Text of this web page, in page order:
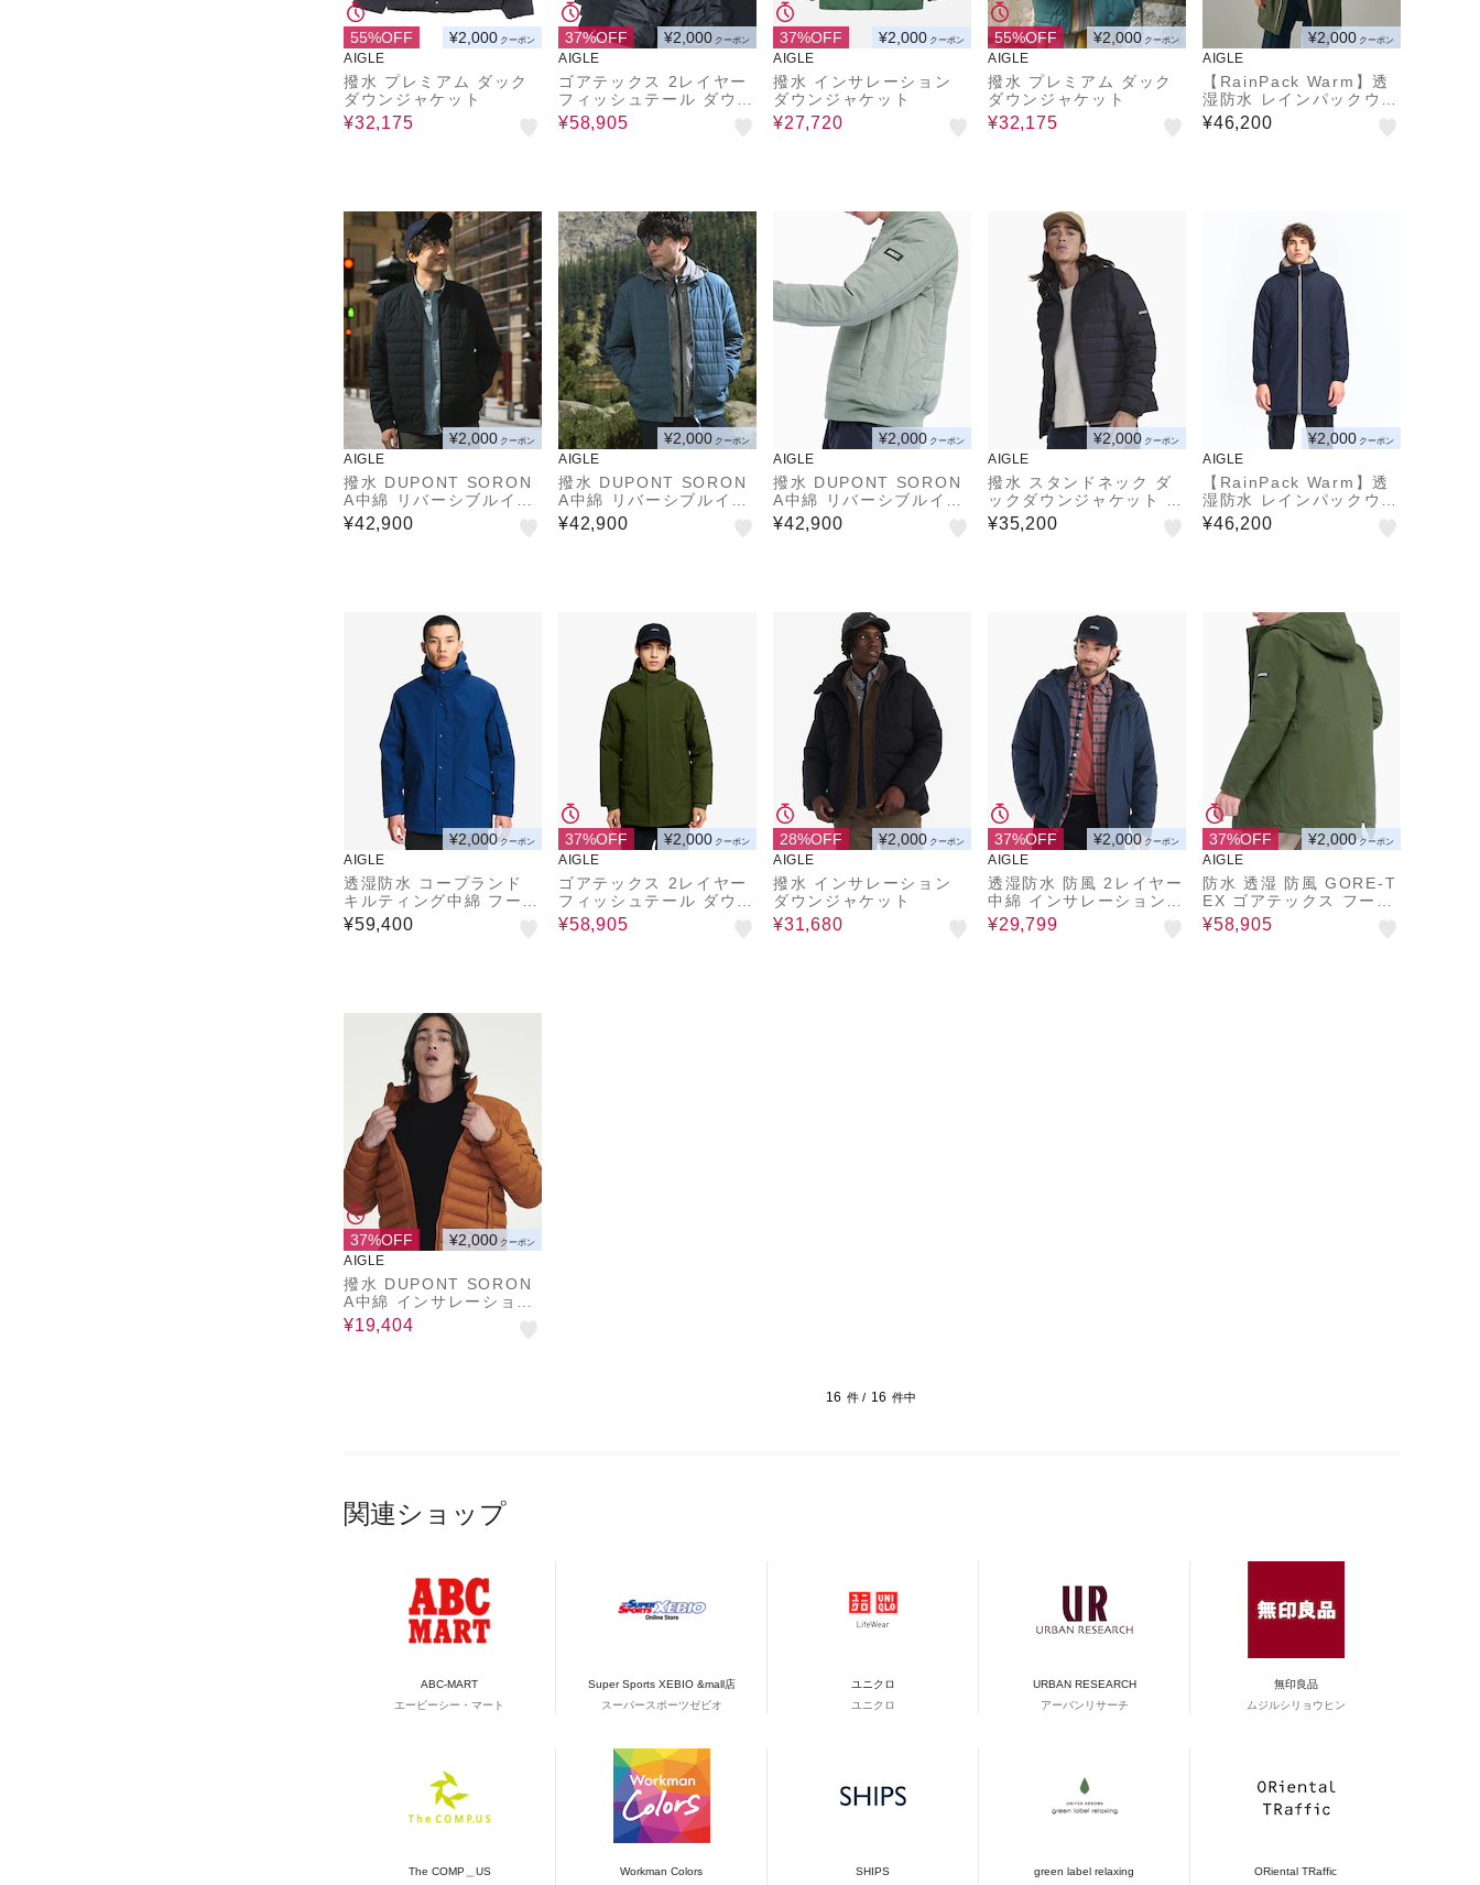
55%OFF ¥2,000 クーポン
AIGLE
撥水 プレミアム ダック
ダウンジャケット
¥32,175
37%OFF ¥2,000 クーポン
AIGLE
ゴアテックス 2レイヤー
フィッシュテール ダウン
ジャケット RP
¥58,905
37%OFF ¥2,000 クーポン
AIGLE
撥水 インサレーション
ダウンジャケット
¥27,720
55%OFF ¥2,000 クーポン
AIGLE
撥水 プレミアム ダック
ダウンジャケット
¥32,175
¥2,000 クーポン
AIGLE
【RainPack Warm】透
湿防水 レインパックウォ
ーム ボアロングジャケッ
ト
¥46,200
¥2,000 クーポン
AIGLE
撥水 DUPONT SORON
A中綿 リバーシブルイン
サレーションジャケット
/ 中綿ダウンジャケット
¥42,900
¥2,000 クーポン
AIGLE
撥水 DUPONT SORON
A中綿 リバーシブルイン
サレーションジャケット
/ 中綿ダウンジャケット
¥42,900
¥2,000 クーポン
AIGLE
撥水 DUPONT SORON
A中綿 リバーシブルイン
サレーションジャケット
/ 中綿ダウンジャケット
¥42,900
¥2,000 クーポン
AIGLE
撥水 スタンドネック ダ
ックダウンジャケット T-
KIT対応 / パファージャ
ケット
¥35,200
¥2,000 クーポン
AIGLE
【RainPack Warm】透
湿防水 レインパックウォ
ーム ボアロングジャケッ
ト
¥46,200
¥2,000 クーポン
AIGLE
透湿防水 コープランド
キルティング中綿 フーデ
ッドジャケット
¥59,400
37%OFF ¥2,000 クーポン
AIGLE
ゴアテックス 2レイヤー
フィッシュテール ダウン
ジャケット RP
¥58,905
28%OFF ¥2,000 クーポン
AIGLE
撥水 インサレーション
ダウンジャケット
¥31,680
37%OFF ¥2,000 クーポン
AIGLE
透湿防水 防風 2レイヤー
中綿 インサレーションフ
ーデッドジャケット
¥29,799
37%OFF ¥2,000 クーポン
AIGLE
防水 透湿 防風 GORE-T
EX ゴアテックス フーデ
ッドダウンジャケット R
P
¥58,905
37%OFF ¥2,000 クーポン
AIGLE
撥水 DUPONT SORON
A中綿 インサレーション
ダウンジャケット / パフ
ァージャケット
¥19,404
16 件 / 16 件中
関連ショップ
ABC-MART
エービーシー・マート
Super Sports XEBIO &mall店
スーパースポーツゼビオ
ユニクロ
ユニクロ
URBAN RESEARCH
アーバンリサーチ
無印良品
ムジルシリョウヒン
The COMP＿US
Workman Colors
SHIPS
green label relaxing
ORiental TRaffic